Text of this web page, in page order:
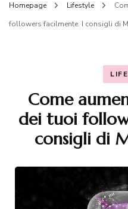
Homepage Lifestyle
followers facilmente. I consigli di
Come
dei tuoi
consigli di